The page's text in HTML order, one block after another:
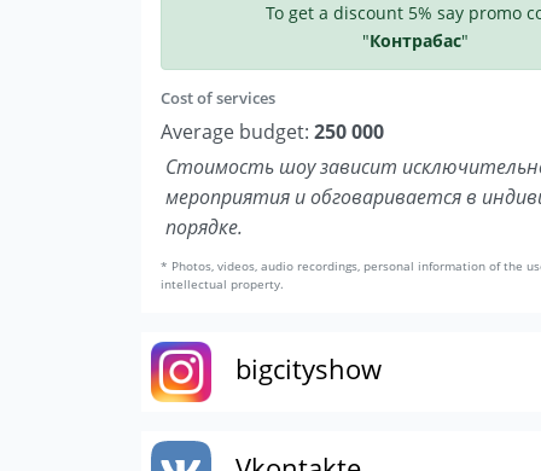
To get a discount 5% say promo
"Контрабас"
Cost of services
Average budget: 250 000
Стоимость шоу зависит
мероприятия и обговаривается в
порядке.
* Photos, videos, audio recordings, personal information of the
intellectual property.
bigcityshow